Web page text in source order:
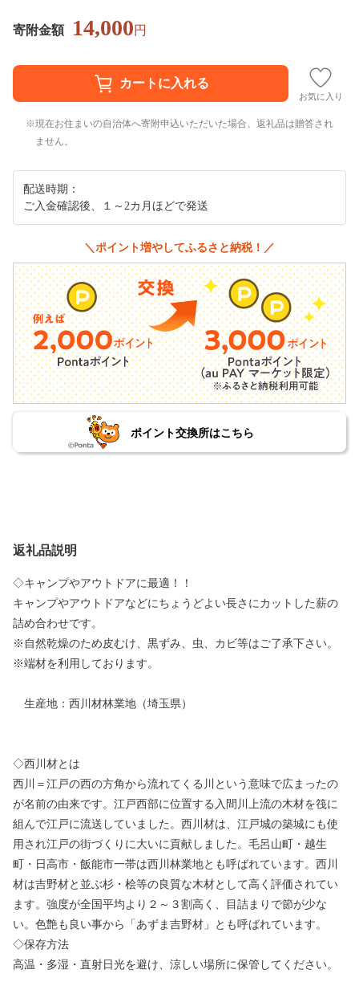
寄附金額 14,000円
お気に入り
現在お住まいの自治体へ寄附申込いただいた場合、返礼品は贈答され
ません。
配送時期：
ご入金確認後、１～2カ月ほどで発送
＼ポイント増やしてふるさと納税！／
ポイント交換所はこちら
返礼品説明
◇キャンプやアウトドアに最適！！
キャンプやアウトドアなどにちょうどよい長さにカットした薪の
詰め合わせです。
※自然乾燥のため皮むけ、黒ずみ、虫、カビ等はご了承下さい。
※端材を利用しております。
生産地：西川材林業地（埼玉県）
◇西川材とは
西川＝江戸の西の方角から流れてくる川という意味で広まったの
が名前の由来です。江戸西部に位置する入間川上流の木材を筏に
組んで江戸に流送していました。西川材は、江戸城の築城にも使
用され江戸の街づくりに大いに貢献しました。毛呂山町・越生
町・日高市・飯能市一帯は西川林業地とも呼ばれています。西川
材は吉野材と並ぶ杉・桧等の良質な木材として高く評価されてい
ます。強度が全国平均より２～３割高く、目詰まりで節が少な
い。色艶も良い事から「あずま吉野材」とも呼ばれています。
◇保存方法
高温・多湿・直射日光を避け、涼しい場所に保管してください。